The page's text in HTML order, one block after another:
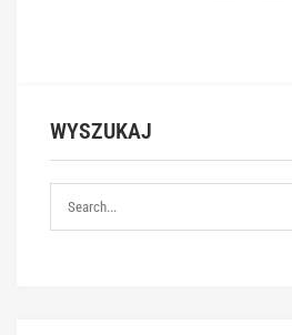
WYSZUKAJ